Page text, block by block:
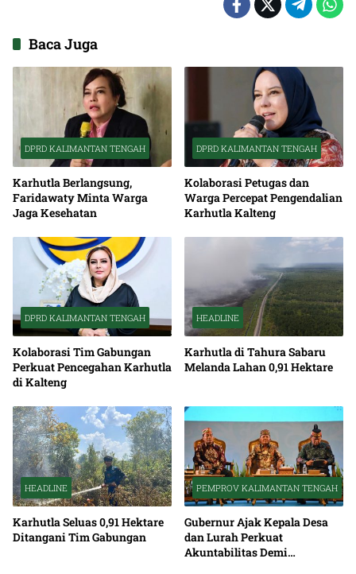
Baca Juga
DPRD KALIMANTAN TENGAH
Karhutla Berlangsung,
Faridawaty Minta Warga
Jaga Kesehatan
DPRD KALIMANTAN TENGAH
Kolaborasi Petugas dan
Warga Percepat Pengendalian
Karhutla Kalteng
DPRD KALIMANTAN TENGAH
Kolaborasi Tim Gabungan
Perkuat Pencegahan Karhutla
di Kalteng
HEADLINE
Karhutla di Tahura Sabaru
Melanda Lahan 0,91 Hektare
HEADLINE
Karhutla Seluas 0,91 Hektare
Ditangani Tim Gabungan
PEMPROV KALIMANTAN TENGAH
Gubernur Ajak Kepala Desa
dan Lurah Perkuat
Akuntabilitas Demi